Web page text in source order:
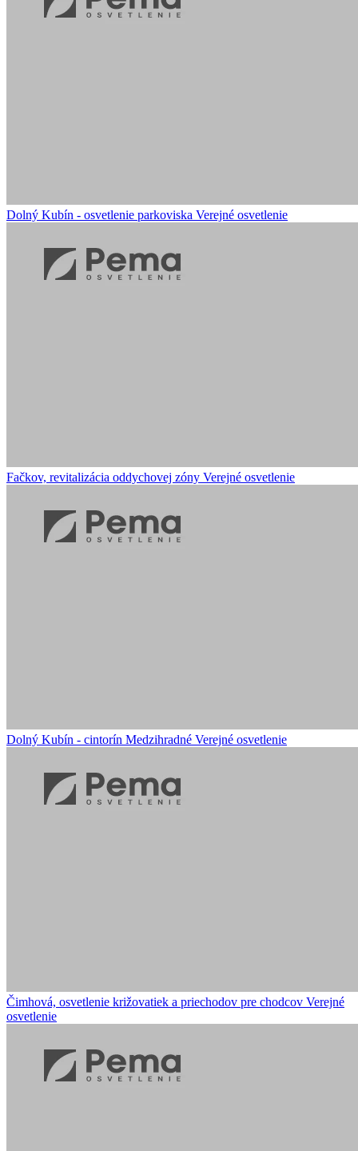
Dolný Kubín - osvetlenie parkoviska Verejné osvetlenie
Fačkov, revitalizácia oddychovej zóny Verejné osvetlenie
Dolný Kubín - cintorín Medzihradné Verejné osvetlenie
Čimhová, osvetlenie križovatiek a priechodov pre chodcov Verejné
osvetlenie